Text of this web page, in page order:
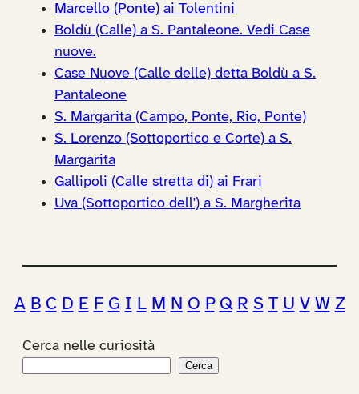
Marcello (Ponte) ai Tolentini
Boldù (Calle) a S. Pantaleone. Vedi Case
nuove.
Case Nuove (Calle delle) detta Boldù a S.
Pantaleone
S. Margarita (Campo, Ponte, Rio, Ponte)
S. Lorenzo (Sottoportico e Corte) a S.
Margarita
Gallipoli (Calle stretta di) ai Frari
Uva (Sottoportico dell') a S. Margherita
A B C D E F G I L M N O P Q R S T U V W Z
Cerca nelle curiosità
Cerca